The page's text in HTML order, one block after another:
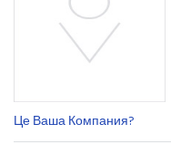
Це Ваша Компания?